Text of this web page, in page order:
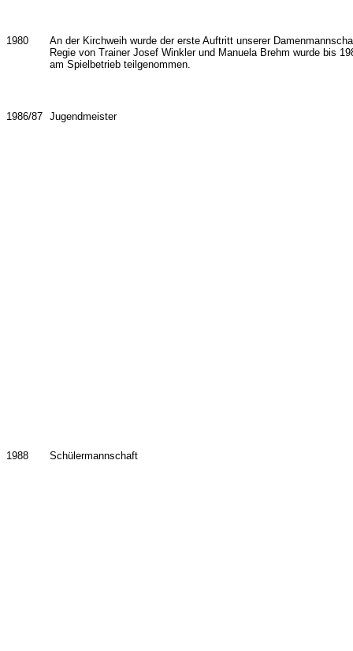
1980
An der Kirchweih wurde der erste Auftritt unserer
Regie von Trainer Josef Winkler und Manuela Brehm wurde bis
am Spielbetrieb teilgenommen.
1986/87 Jugendmeister
1988 Schülermannschaft